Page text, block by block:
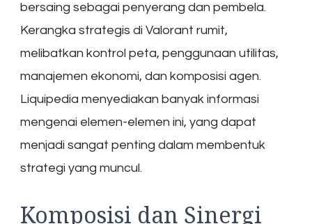
bersaing sebagai penyerang dan pembela.
Kerangka strategis di Valorant rumit,
melibatkan kontrol peta, penggunaan utilitas,
manajemen ekonomi, dan komposisi agen.
Liquipedia menyediakan banyak informasi
mengenai elemen-elemen ini, yang dapat
menjadi sangat penting dalam membentuk
strategi yang muncul.
Komposisi dan Sinergi